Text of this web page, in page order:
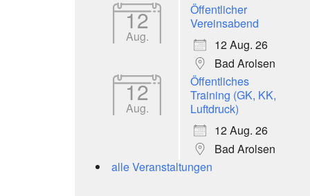
12
Aug.
Öffentlicher
Vereinsabend
12 Aug. 26
Bad Arolsen
12
Aug.
Öffentliches
Training (GK, KK,
Luftdruck)
12 Aug. 26
Bad Arolsen
alle Veranstaltungen